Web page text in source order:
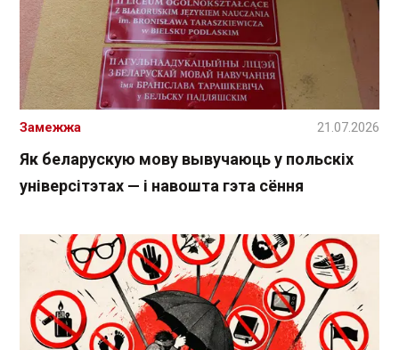
Як беларускую мову вывучаюць у польскіх
універсітэтах — і навошта гэта сёння
Замежжа 21.07.2026